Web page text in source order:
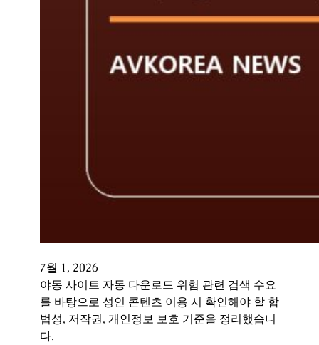
7월 1, 2026
야동 사이트 자동 다운로드 위험 관련 검색 수요
를 바탕으로 성인 콘텐츠 이용 시 확인해야 할 합
법성, 저작권, 개인정보 보호 기준을 정리했습니
다.